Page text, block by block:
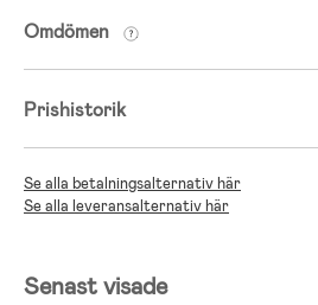
Omdömen
Prishistorik
Se alla betalningsalternativ här
Se alla leveransalternativ här
Senast visade